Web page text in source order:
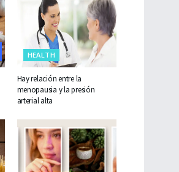
HEALTH
Hay relación entre la
menopausia y la presión
arterial alta